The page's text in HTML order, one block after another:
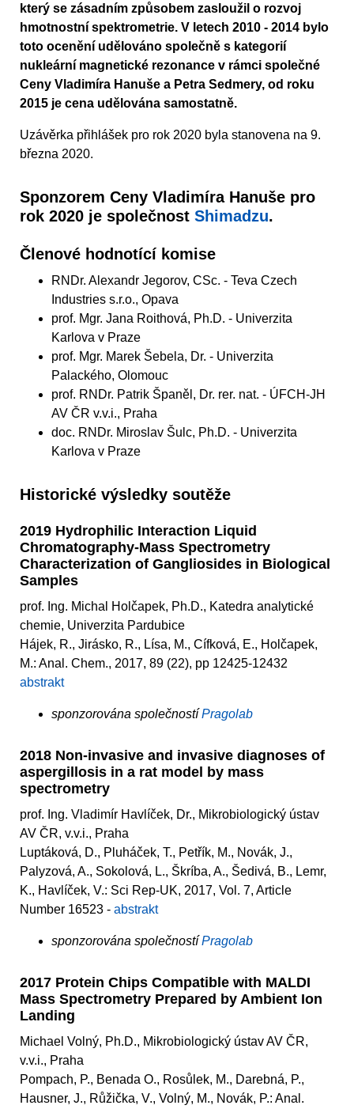
který se zásadním způsobem zasloužil o rozvoj
hmotnostní spektrometrie. V letech 2010 - 2014 bylo
toto ocenění udělováno společně s kategorií
nukleární magnetické rezonance v rámci společné
Ceny Vladimíra Hanuše a Petra Sedmery, od roku
2015 je cena udělována samostatně.
Uzávěrka přihlášek pro rok 2020 byla stanovena na 9.
března 2020.
Sponzorem Ceny Vladimíra Hanuše pro
rok 2020 je společnost Shimadzu.
Členové hodnotící komise
RNDr. Alexandr Jegorov, CSc. - Teva Czech
Industries s.r.o., Opava
prof. Mgr. Jana Roithová, Ph.D. - Univerzita
Karlova v Praze
prof. Mgr. Marek Šebela, Dr. - Univerzita
Palackého, Olomouc
prof. RNDr. Patrik Španěl, Dr. rer. nat. - ÚFCH-JH
AV ČR v.v.i., Praha
doc. RNDr. Miroslav Šulc, Ph.D. - Univerzita
Karlova v Praze
Historické výsledky soutěže
2019 Hydrophilic Interaction Liquid
Chromatography-Mass Spectrometry
Characterization of Gangliosides in Biological
Samples
prof. Ing. Michal Holčapek, Ph.D., Katedra analytické
chemie, Univerzita Pardubice
Hájek, R., Jirásko, R., Lísa, M., Cífková, E., Holčapek,
M.: Anal. Chem., 2017, 89 (22), pp 12425-12432
abstrakt
sponzorována společnostíPragolab
2018 Non-invasive and invasive diagnoses of
aspergillosis in a rat model by mass
spectrometry
prof. Ing. Vladimír Havlíček, Dr., Mikrobiologický ústav
AV ČR, v.v.i., Praha
Luptáková, D., Pluháček, T., Petřík, M., Novák, J.,
Palyzová, A., Sokolová, L., Škríba, A., Šedivá, B., Lemr,
K., Havlíček, V.: Sci Rep-UK, 2017, Vol. 7, Article
Number 16523 - abstrakt
sponzorována společnostíPragolab
2017 Protein Chips Compatible with MALDI
Mass Spectrometry Prepared by Ambient Ion
Landing
Michael Volný, Ph.D., Mikrobiologický ústav AV ČR,
v.v.i., Praha
Pompach, P., Benada O., Rosůlek, M., Darebná, P.,
Hausner, J., Růžička, V., Volný, M., Novák, P.: Anal.